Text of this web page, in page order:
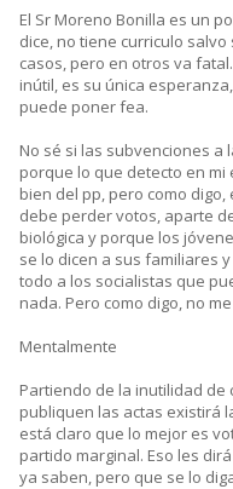
El Sr Moreno Bonilla es un
dice, no tiene curriculo
casos, pero en otros va
inútil, es su única
puede poner fea.
No sé si las subvenciones a
porque lo que detecto en
bien del pp, pero como
debe perder votos, aparte
biológica y porque los
se lo dicen a sus familiares
todo a los socialistas que
nada. Pero como digo, no
Mentalmente
Partiendo de la inutilidad
publiquen las actas existirá
está claro que lo mejor es
partido marginal. Eso les
ya saben, pero que se lo